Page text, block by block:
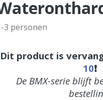
3 personen
product is
10❗
De BMX-serie blijft